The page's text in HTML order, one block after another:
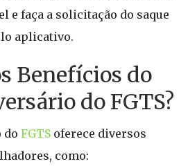
e faça a solicitação do saque
aplicativo.
Benefícios do
do FGTS?
do FGTS oferece diversos
como: